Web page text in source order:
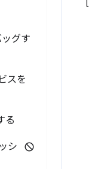
グす
スを
る
シ
[